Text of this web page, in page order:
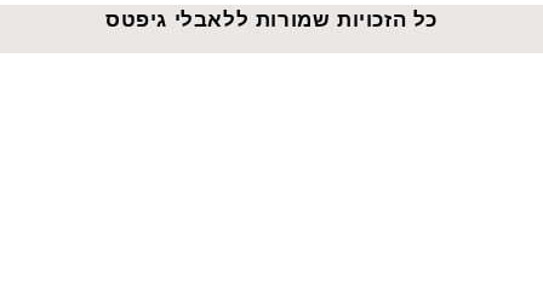
כל הזכויות שמורות ללאבלי גיפטס